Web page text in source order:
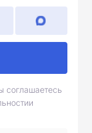
соглашаетесь